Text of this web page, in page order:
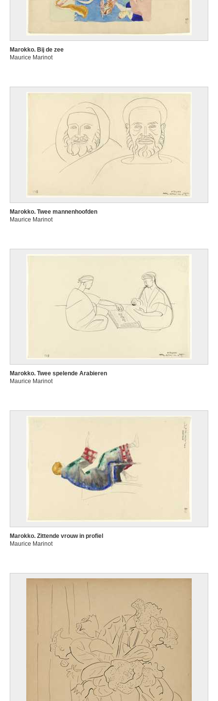
Marokko. Bij de zee
Maurice Marinot
Marokko. Twee mannenhoofden
Maurice Marinot
Marokko. Twee spelende Arabieren
Maurice Marinot
Marokko. Zittende vrouw in profiel
Maurice Marinot